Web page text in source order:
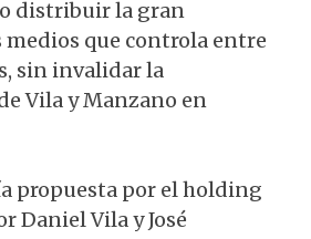
p
p
o
o
k
m
distribuir la gran
medios que controla entre
sin invalidar la
Vila y Manzano en
propuesta por el holding
Daniel Vila y José